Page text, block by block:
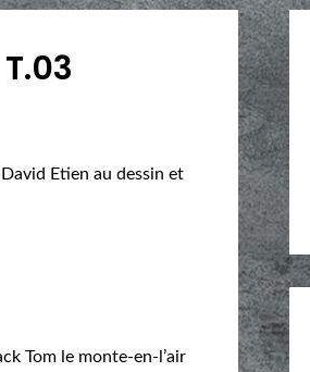
Etien au dessin et
Tom le monte-en-l’air